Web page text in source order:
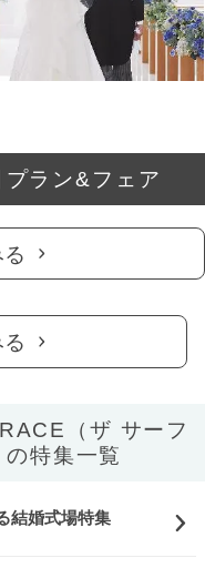
ラン&フェア
（ザ サーフ
特集一覧
結婚式場特集